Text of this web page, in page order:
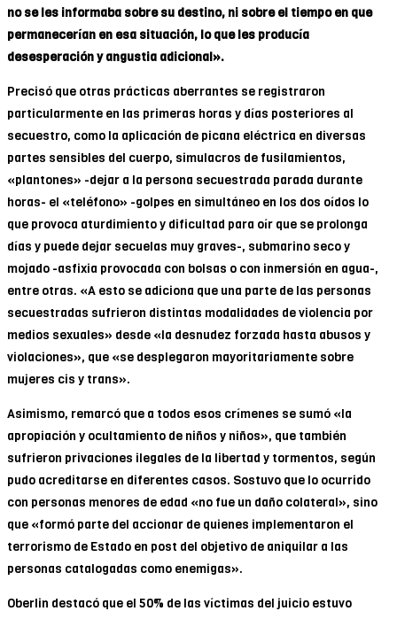
no se les informaba sobre su destino, ni sobre el tiempo en que
permanecerían en esa situación, lo que les producía
desesperación y angustia adicional».
Precisó que otras prácticas aberrantes se registraron
particularmente en las primeras horas y días posteriores al
secuestro, como la aplicación de picana eléctrica en diversas
partes sensibles del cuerpo, simulacros de fusilamientos,
«plantones» -dejar a la persona secuestrada parada durante
horas- el «teléfono» -golpes en simultáneo en los dos oídos lo
que provoca aturdimiento y dificultad para oír que se prolonga
días y puede dejar secuelas muy graves-, submarino seco y
mojado -asfixia provocada con bolsas o con inmersión en agua-,
entre otras. «A esto se adiciona que una parte de las personas
secuestradas sufrieron distintas modalidades de violencia por
medios sexuales» desde «la desnudez forzada hasta abusos y
violaciones», que «se desplegaron mayoritariamente sobre
mujeres cis y trans».
Asimismo, remarcó que a todos esos crímenes se sumó «la
apropiación y ocultamiento de niños y niños», que también
sufrieron privaciones ilegales de la libertad y tormentos, según
pudo acreditarse en diferentes casos. Sostuvo que lo ocurrido
con personas menores de edad «no fue un daño colateral», sino
que «formó parte del accionar de quienes implementaron el
terrorismo de Estado en post del objetivo de aniquilar a las
personas catalogadas como enemigas».
Oberlin destacó que el 50% de las víctimas del juicio estuvo